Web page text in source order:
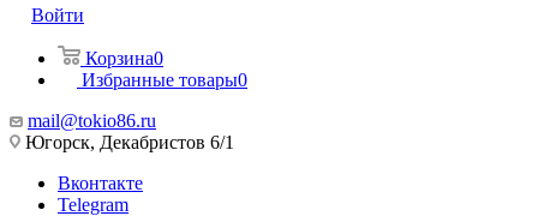
Войти
Корзина0
Избранные товары0
mail@tokio86.ru
Югорск, Декабристов 6/1
Вконтакте
Telegram